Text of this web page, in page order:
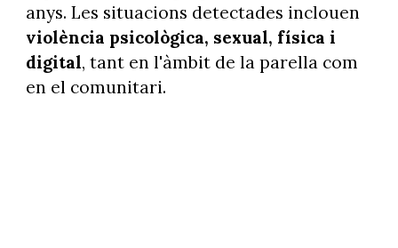
anys. Les situacions detectades inclouen
violència psicològica, sexual, física i
digital, tant en l'àmbit de la parella com
en el comunitari.